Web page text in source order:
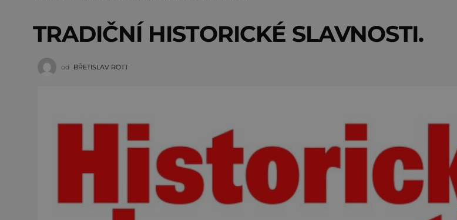
TRADIČNÍ HISTORICKÉ SLAVNOSTI.
od BŘETISLAV ROTT